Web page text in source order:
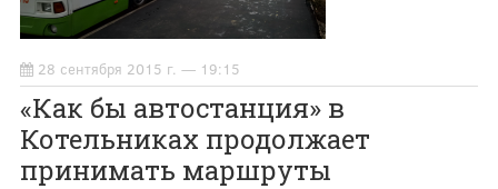
28 сентября 2015 г. — 19:15
«Как бы автостанция» в
Котельниках продолжает
принимать маршруты